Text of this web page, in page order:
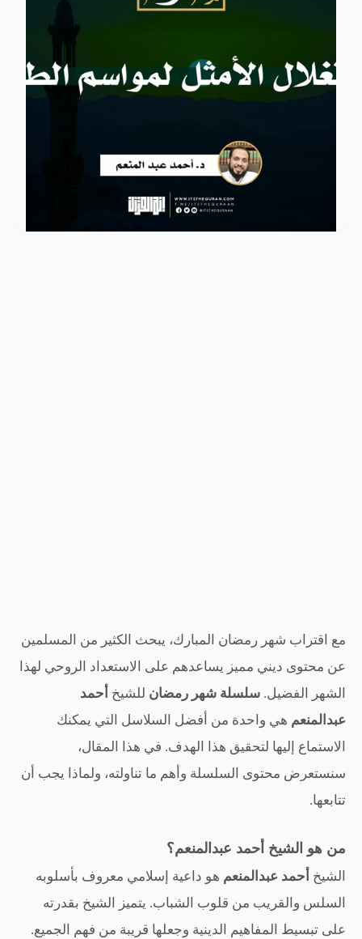
مع اقتراب شهر رمضان المبارك، يبحث الكثير من المسلمين
عن محتوى ديني مميز يساعدهم على الاستعداد الروحي لهذا
الشهر الفضيل. سلسلة شهر رمضان للشيخ أحمد
عبدالمنعم هي واحدة من أفضل السلاسل التي يمكنك
الاستماع إليها لتحقيق هذا الهدف. في هذا المقال،
سنستعرض محتوى السلسلة وأهم ما تناولته، ولماذا يجب أن
تتابعها.
من هو الشيخ أحمد عبدالمنعم؟
الشيخ أحمد عبدالمنعم هو داعية إسلامي معروف بأسلوبه
السلس والقريب من قلوب الشباب. يتميز الشيخ بقدرته
على تبسيط المفاهيم الدينية وجعلها قريبة من فهم الجميع.